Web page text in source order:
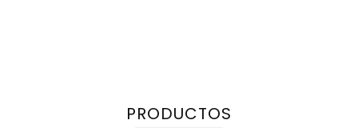
PRODUCTOS